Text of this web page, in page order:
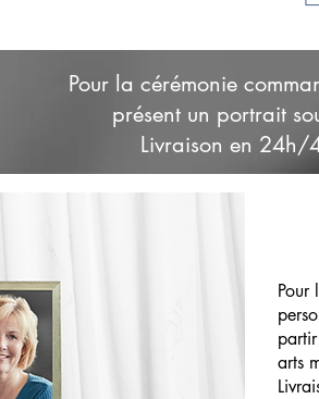
Pour la cérémonie
présent un portrait
Livraison en 24h/
Pour
arts